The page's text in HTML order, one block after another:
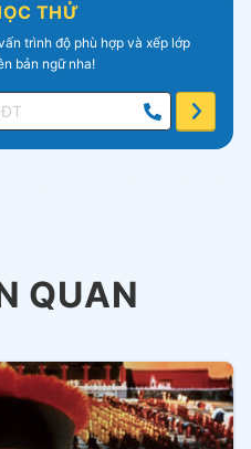
THỬ
trình độ phù hợp và xếp lớp
bản ngữ nha!
QUAN